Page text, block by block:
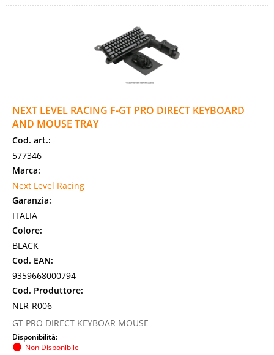
NEXT LEVEL RACING F-GT PRO DIRECT KEYBOARD
AND MOUSE TRAY
Cod. art.:
577346
Marca:
Next Level Racing
Garanzia:
ITALIA
Colore:
BLACK
Cod. EAN:
9359668000794
Cod. Produttore:
NLR-R006
GT PRO DIRECT KEYBOAR MOUSE
Disponibilità:
Non Disponibile